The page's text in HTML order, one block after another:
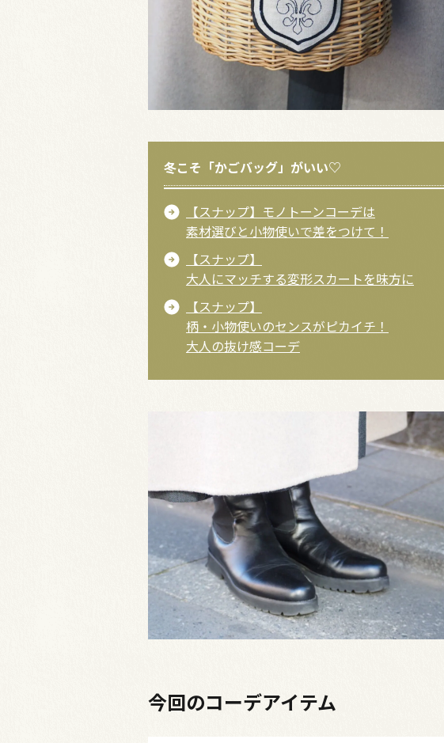
冬こそ「かごバッグ」がいい♡
【スナップ】モノトーンコーデは
素材選びと小物使いで差をつけて！
【スナップ】
大人にマッチする変形スカートを味方に
【スナップ】
柄・小物使いのセンスがピカイチ！
大人の抜け感コーデ
今回のコーデアイテム